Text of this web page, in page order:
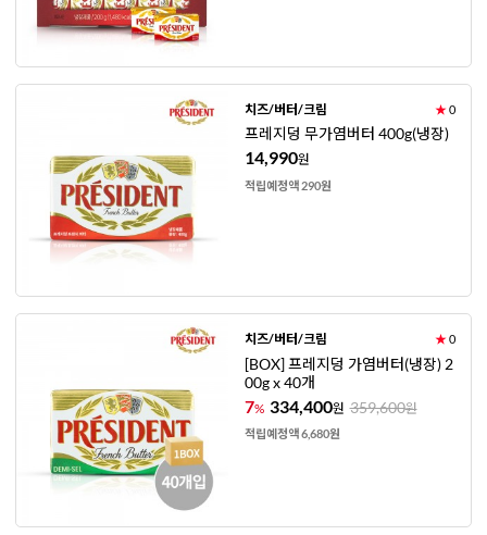
치즈/버터/크림 ★0
프레지덩 무가염버터 400g(냉장)
14,990원
적립예정액 290원
치즈/버터/크림 ★0
[BOX] 프레지덩 가염버터(냉장) 2
00g x 40개
7% 334,400원 359,600원
적립예정액 6,680원